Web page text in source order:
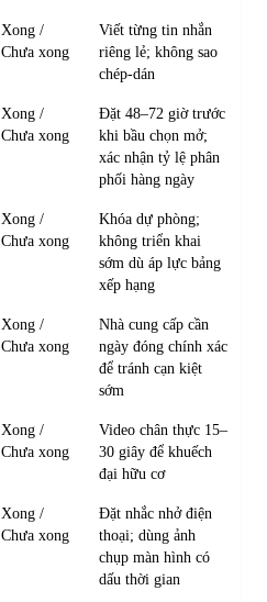
Xong /
Chưa xong
Viết từng tin nhắn
riêng lẻ; không sao
chép-dán
Xong /
Chưa xong
Đặt 48–72 giờ trước
khi bầu chọn mở;
xác nhận tỷ lệ phân
phối hàng ngày
Xong /
Chưa xong
Khóa dự phòng;
không triển khai
sớm dù áp lực bảng
xếp hạng
Xong /
Chưa xong
Nhà cung cấp cần
ngày đóng chính xác
để tránh cạn kiệt
sớm
Xong /
Chưa xong
Video chân thực 15–
30 giây để khuếch
đại hữu cơ
Xong /
Chưa xong
Đặt nhắc nhở điện
thoại; dùng ảnh
chụp màn hình có
dấu thời gian